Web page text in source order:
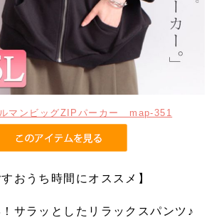
マンビッグZIPパーカー map-351
おうち時間にオススメ】
サラッとしたリラックスパンツ♪